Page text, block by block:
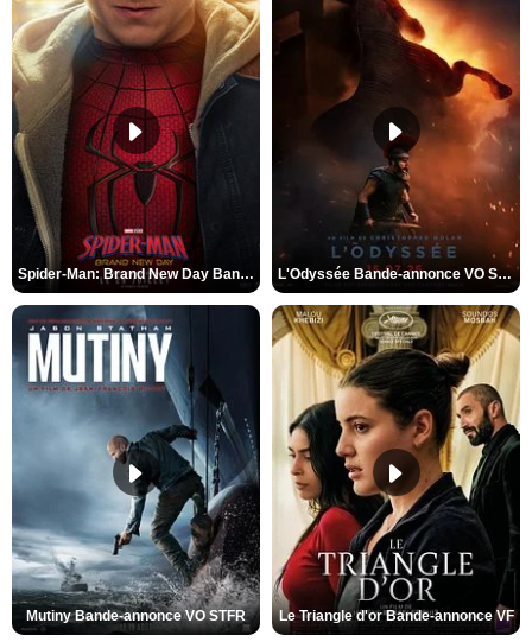
Spider-Man: Brand New Day Bande-annonce VO STFR L'Odyssée Bande-annonce VO STFR
Mutiny Bande-annonce VO STFR Le Triangle d'or Bande-annonce VF